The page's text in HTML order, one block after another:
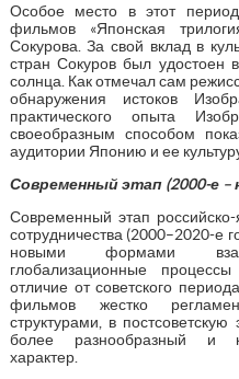
Особое место в этот
фильмов «Японская
Сокурова. За свой вклад в
стран Сокуров был удостоен
солнца. Как отмечал сам
обнаружения истоков
практического опыта
своеобразным способом
аудитории Японию и ее
Современный этап (2000-е –
Современный этап российско-
сотрудничества (2000–2020-е
новыми формами
глобализационные
отличие от советского
фильмов жестко
структурами, в
более разнообразный и
характер.